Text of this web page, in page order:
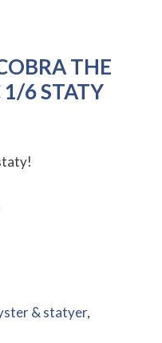
THE
1/6 STATY
& statyer,